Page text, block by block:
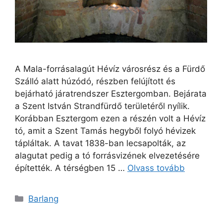
A Mala-forrásalagút Hévíz városrész és a Fürdő
Szálló alatt húzódó, részben felújított és
bejárható járatrendszer Esztergomban. Bejárata
a Szent István Strandfürdő területéről nyílik.
Korábban Esztergom ezen a részén volt a Hévíz
tó, amit a Szent Tamás hegyből folyó hévizek
tápláltak. A tavat 1838-ban lecsapolták, az
alagutat pedig a tó forrásvizének elvezetésére
építették. A térségben 15 … Olvass tovább
Kategória
Barlang